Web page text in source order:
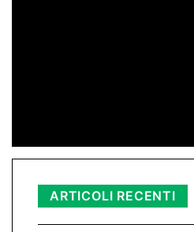
ARTICOLI RECENTI